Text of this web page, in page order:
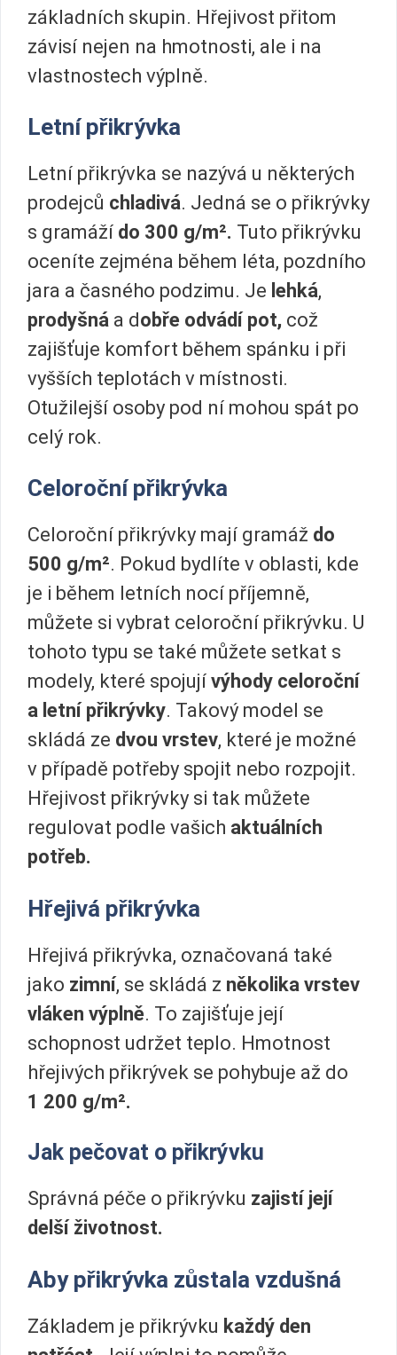
základních skupin. Hřejivost přitom
závisí nejen na hmotnosti, ale i na
vlastnostech výplně.
Letní přikrývka
Letní přikrývka se nazývá u některých
prodejců chladivá. Jedná se o přikrývky
s gramáží do 300 g/m². Tuto přikrývku
oceníte zejména během léta, pozdního
jara a časného podzimu. Je lehká,
prodyšná a dobře odvádí pot, což
zajišťuje komfort během spánku i při
vyšších teplotách v místnosti.
Otužilejší osoby pod ní mohou spát po
celý rok.
Celoroční přikrývka
Celoroční přikrývky mají gramáž do
500 g/m². Pokud bydlíte v oblasti, kde
je i během letních nocí příjemně,
můžete si vybrat celoroční přikrývku. U
tohoto typu se také můžete setkat s
modely, které spojují výhody celoroční
a letní přikrývky. Takový model se
skládá ze dvou vrstev, které je možné
v případě potřeby spojit nebo rozpojit.
Hřejivost přikrývky si tak můžete
regulovat podle vašich aktuálních
potřeb.
Hřejivá přikrývka
Hřejivá přikrývka, označovaná také
jako zimní, se skládá z několika vrstev
vláken výplně. To zajišťuje její
schopnost udržet teplo. Hmotnost
hřejivých přikrývek se pohybuje až do
1 200 g/m².
Jak pečovat o přikrývku
Správná péče o přikrývku zajistí její
delší životnost.
Aby přikrývka zůstala vzdušná
Základem je přikrývku každý den